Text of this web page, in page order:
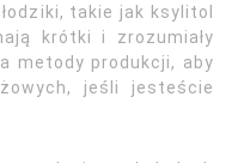
takie jak ksylitol
krótki i zrozumiały
metody produkcji, aby
jeśli jesteście